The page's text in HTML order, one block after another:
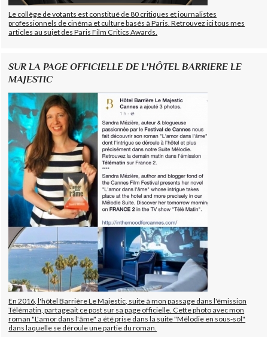
Le collège de votants est constitué de 80 critiques et journalistes
professionnels de cinéma et culture basés à Paris. Retrouvez ici tous mes
articles au sujet des Paris Film Critics Awards.
SUR LA PAGE OFFICIELLE DE L'HÔTEL BARRIERE LE
MAJESTIC
En 2016, l'hôtel Barrière Le Majestic, suite à mon passage dans l'émission
Télématin, partageait ce post sur sa page officielle. Cette photo avec mon
roman "L'amor dans l'âme" a été prise dans la suite "Mélodie en sous-sol"
dans laquelle se déroule une partie du roman.